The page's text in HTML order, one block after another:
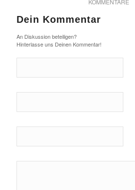
KOMMENTARE
Dein Kommentar
An Diskussion beteiligen?
Hinterlasse uns Deinen Kommentar!